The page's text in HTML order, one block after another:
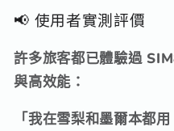
📢 使用者實測評價
許多旅客都已體驗過
與高效能：
「我在雪梨和墨爾本都